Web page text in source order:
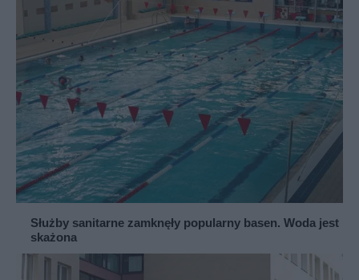
Służby sanitarne zamknęły popularny basen. Woda jest
skażona